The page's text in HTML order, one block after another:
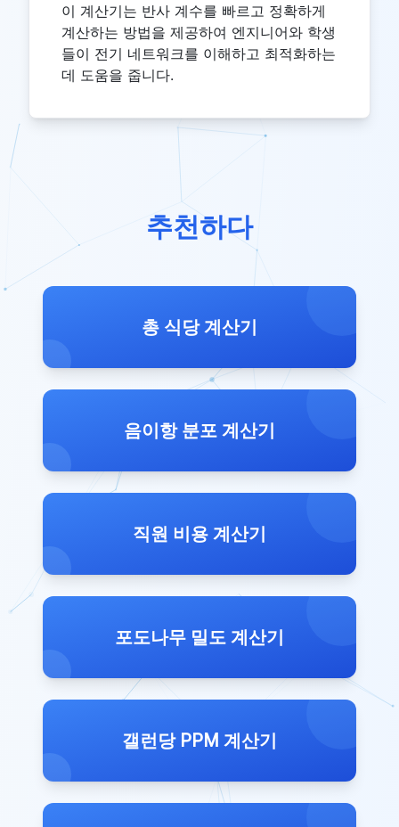
이 계산기는 반사 계수를 빠르고 정확하게
계산하는 방법을 제공하여 엔지니어와 학생
들이 전기 네트워크를 이해하고 최적화하는
데 도움을 줍니다.
추천하다
총 식당 계산기
음이항 분포 계산기
직원 비용 계산기
포도나무 밀도 계산기
갤런당 PPM 계산기